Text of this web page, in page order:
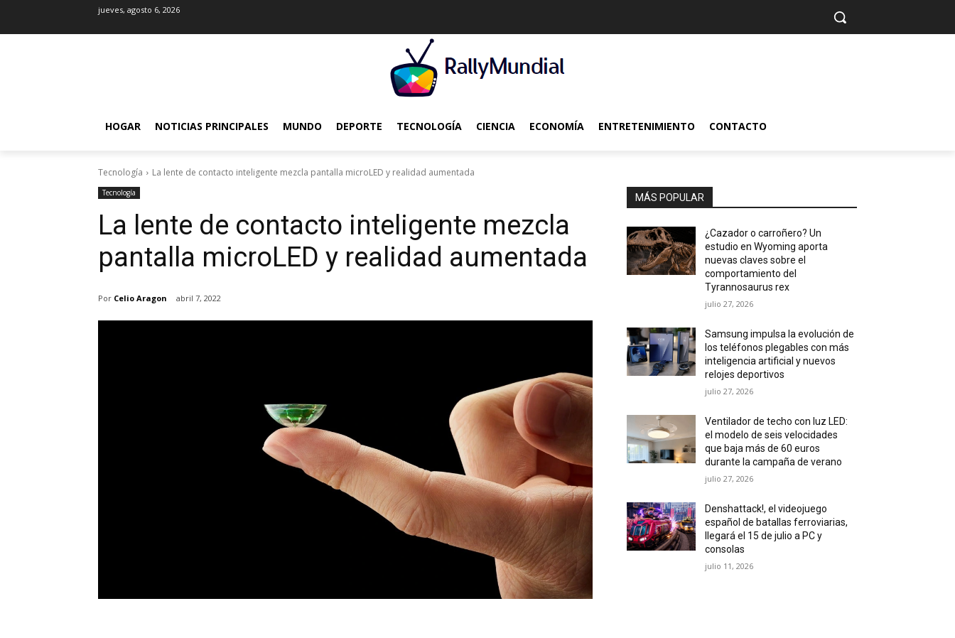
jueves, agosto 6, 2026
HOGAR NOTICIAS PRINCIPALES MUNDO DEPORTE TECNOLOGÍA CIENCIA ECONOMÍA ENTRETENIMIENTO CONTACTO
Tecnología La lente de contacto inteligente mezcla pantalla microLED y realidad aumentada
Tecnología
La lente de contacto inteligente mezcla
pantalla microLED y realidad aumentada
Por Celio Aragon abril 7, 2022
MÁS POPULAR
¿Cazador o carroñero? Un
estudio en Wyoming aporta
nuevas claves sobre el
comportamiento del
Tyrannosaurus rex
julio 27, 2026
Samsung impulsa la evolución de
los teléfonos plegables con más
inteligencia artificial y nuevos
relojes deportivos
julio 27, 2026
Ventilador de techo con luz LED:
el modelo de seis velocidades
que baja más de 60 euros
durante la campaña de verano
julio 27, 2026
Denshattack!, el videojuego
español de batallas ferroviarias,
llegará el 15 de julio a PC y
consolas
julio 11, 2026